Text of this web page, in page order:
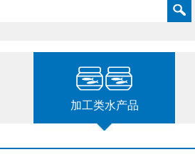
加工类水产品